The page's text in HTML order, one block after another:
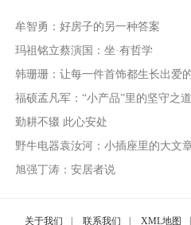
牟智勇：好房子的另一种答案
玛祖铭立蔡演国：坐·有哲学
韩珊珊：让每一件首饰都生长出爱
福硕孟凡军：“小产品”里的坚守之道
勤耕不辍 此心安处
野牛电器袁汝河：小插座里的大文
旭强丁涛：安居者说
关于我们 联系我们 XML地图